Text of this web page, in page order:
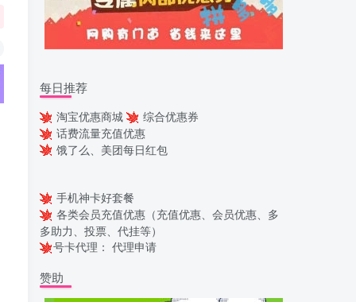
每日推荐
淘宝优惠商城
综合优惠券
话费流量充值优惠
饿了么、美团每日红包
手机神卡好套餐
各类会员充值优惠（充值优惠、会员优惠、多
多助力、投票、代挂等）
号卡代理： 代理申请
赞助